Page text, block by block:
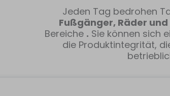
Jeden Tag bedrohen
Fußgänger, Räder
Bereiche . Sie können sich
die Produktintegrität,